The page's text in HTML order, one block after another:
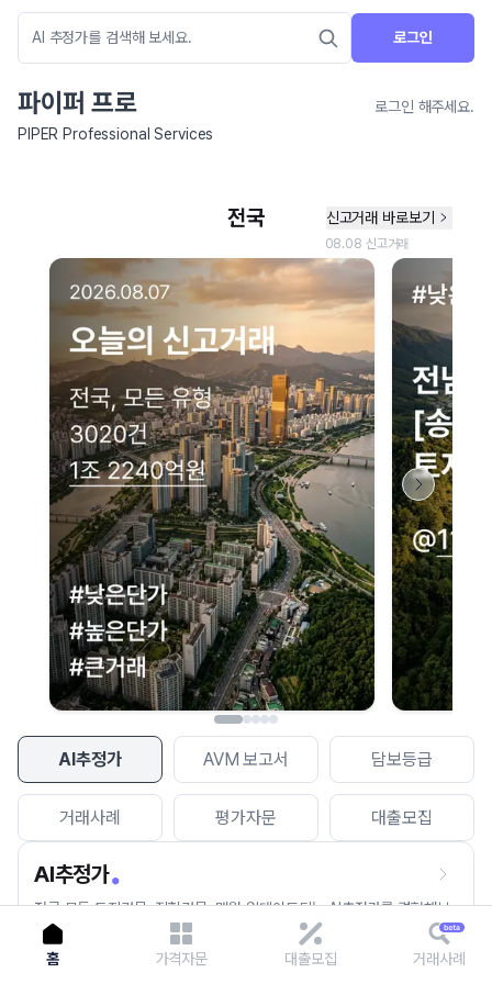
로그인
파이퍼 프로
로그인 해주세요.
PIPER Professional Services
AI추정가 AVM 보고서 담보등급
거래사례 평가자문 대출모집
AI추정가
전국 모든 토지건물, 집합건물, 매월 업데이트되는 AI추정가를 경험해보
세요.
네이버 지도 연결 안내
현재 네이버 지도 연결이 원활하지 않아 지도를 불러올 수 없습니다.
이용에 불편을 드려 죄송합니다.
다시 시도
홈 가격자문 대출모집 거래사례